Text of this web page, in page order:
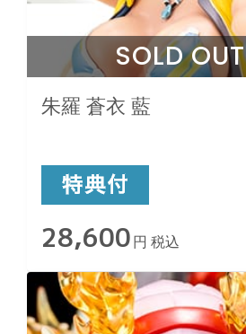
SOLD OUT
朱羅 蒼衣 藍
28,600 円 税込